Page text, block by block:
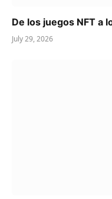
De los juegos NFT a
July 29, 2026